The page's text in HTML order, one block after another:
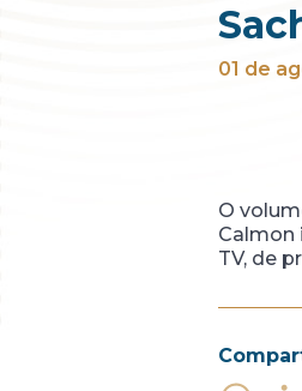
01 de
O
Calmon
TV, de